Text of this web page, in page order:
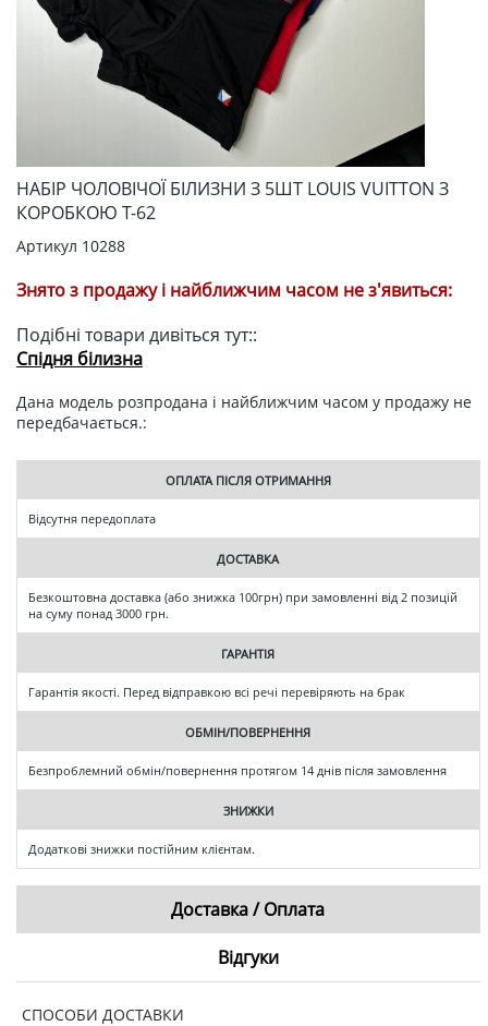
НАБІР ЧОЛОВІЧОЇ БІЛИЗНИ З 5ШТ LOUIS VUITTON З
КОРОБКОЮ Т-62
Артикул 10288
Знято з продажу і найближчим часом не з'явиться:
Подібні товари дивіться тут::
Спідня білизна
Дана модель розпродана і найближчим часом у продажу не
передбачається.:
ОПЛАТА ПІСЛЯ ОТРИМАННЯ
Відсутня передоплата
ДОСТАВКА
Безкоштовна доставка (або знижка 100грн) при замовленні від 2 позицій
на суму понад 3000 грн.
ГАРАНТІЯ
Гарантія якості. Перед відправкою всі речі перевіряють на брак
ОБМІН/ПОВЕРНЕННЯ
Безпроблемний обмін/повернення протягом 14 днів після замовлення
ЗНИЖКИ
Додаткові знижки постійним клієнтам.
Доставка / Оплата
Відгуки
СПОСОБИ ДОСТАВКИ